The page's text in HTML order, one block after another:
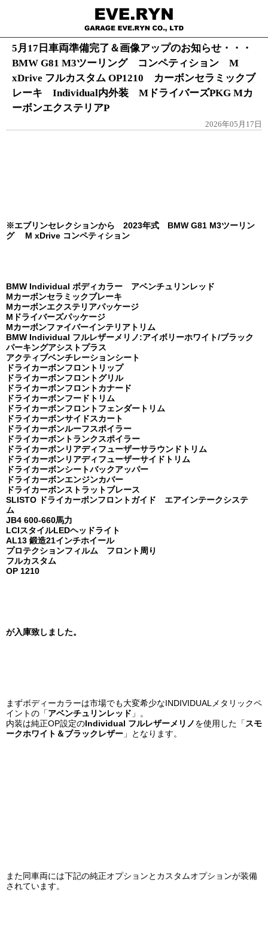
5月17日車両準備完了＆画像アップのお知らせ・・・
BMW G81 M3ツーリング コンペティション M
xDrive フルカスタム OP1210 カーボンセラミックブ
レーキ Individual内外装 MドライバーズPKG Mカ
ーボンエクステリアP
2026年05月17日
※エブリンセレクションから 2023年式 BMW G81 M3ツーリン
グ
M xDrive コンペティション
BMW Individual ボディカラー アベンチュリンレッド
Mカーボンセラミックブレーキ
Mカーボンエクステリアパッケージ
Mドライバーズパッケージ
Mカーボンファイバーインテリアトリム
BMW Individual フルレザーメリノ:アイボリーホワイト/ブラック
パーキングアシストプラス
アクティブベンチレーションシート
ドライカーボンフロントリップ
ドライカーボンフロントグリル
ドライカーボンフロントカナード
ドライカーボンフードトリム
ドライカーボンフロントフェンダートリム
ドライカーボンサイドスカート
ドライカーボンルーフスポイラー
ドライカーボントランクスポイラー
ドライカーボンリアディフューザーサラウンドトリム
ドライカーボンリアディフューザーサイドトリム
ドライカーボンシートバックアッパー
ドライカーボンエンジンカバー
ドライカーボンストラットブレース
SLISTO ドライカーボンフロントガイド エアインテークシステ
ム
JB4 600-660馬力
LCIスタイルLEDヘッドライト
AL13 鍛造21インチホイール
プロテクションフィルム フロント周り
フルカスタム
OP 1210
が入庫致しました。
まずボディーカラーは市場でも大変希少なINDIVIDUALメタリックペ
イントの「アベンチュリンレッド 」。
内装は純正OP設定のIndividual フルレザーメリノを使用した「 スモ
ークホワイト＆ブラックレザー 」となります。
また同車両には下記の純正オプションとカスタムオプションが装備
されています。